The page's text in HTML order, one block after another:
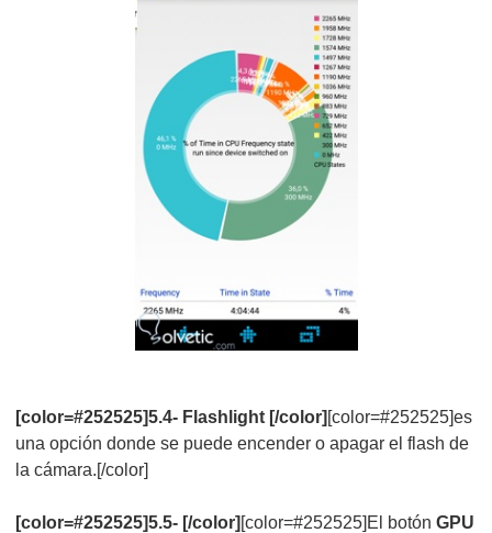
[color=#252525]5.4- Flashlight [/color] [color=#252525]es
una opción donde se puede encender o apagar el flash de
la cámara.[/color]
[color=#252525]5.5- [/color] [color=#252525]El botón GPU